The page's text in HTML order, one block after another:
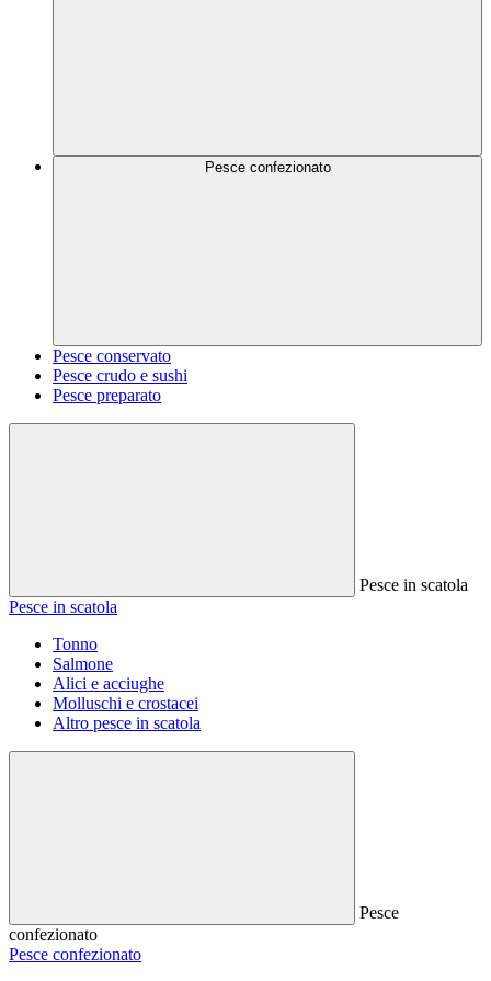
Pesce confezionato
Pesce conservato
Pesce crudo e sushi
Pesce preparato
Pesce in scatola
Pesce in scatola
Tonno
Salmone
Alici e acciughe
Molluschi e crostacei
Altro pesce in scatola
Pesce
confezionato
Pesce confezionato